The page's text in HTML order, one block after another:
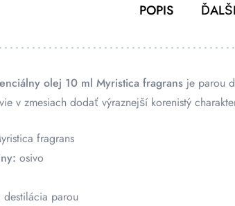
POPIS
olej 10 ml Myristica fragrans je parou
v zmesiach dodať výraznejší korenistý
fragrans
osivo
destilácia parou